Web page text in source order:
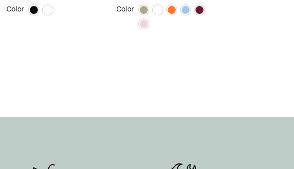
Color
original
actual
Color